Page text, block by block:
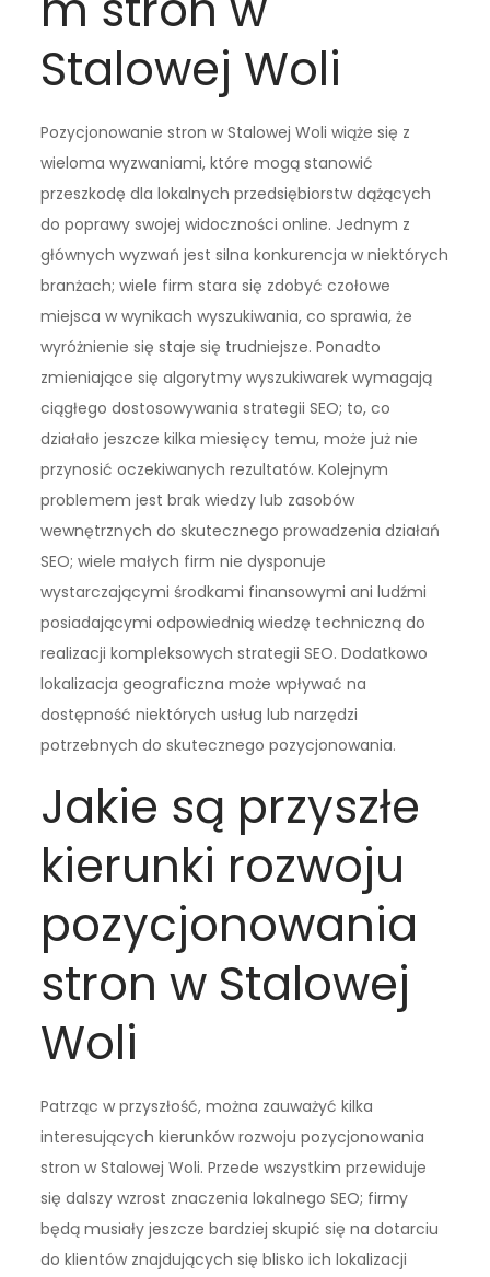
Stalowej Woli
Pozycjonowanie stron w Stalowej Woli wiąże się z
wieloma wyzwaniami, które mogą stanowić
przeszkodę dla lokalnych przedsiębiorstw dążących
do poprawy swojej widoczności online. Jednym z
głównych wyzwań jest silna konkurencja w niektórych
branżach; wiele firm stara się zdobyć czołowe
miejsca w wynikach wyszukiwania, co sprawia, że
wyróżnienie się staje się trudniejsze. Ponadto
zmieniające się algorytmy wyszukiwarek wymagają
ciągłego dostosowywania strategii SEO; to, co
działało jeszcze kilka miesięcy temu, może już nie
przynosić oczekiwanych rezultatów. Kolejnym
problemem jest brak wiedzy lub zasobów
wewnętrznych do skutecznego prowadzenia działań
SEO; wiele małych firm nie dysponuje
wystarczającymi środkami finansowymi ani ludźmi
posiadającymi odpowiednią wiedzę techniczną do
realizacji kompleksowych strategii SEO. Dodatkowo
lokalizacja geograficzna może wpływać na
dostępność niektórych usług lub narzędzi
potrzebnych do skutecznego pozycjonowania.
Jakie są przyszłe
kierunki rozwoju
pozycjonowania
stron w Stalowej
Woli
Patrząc w przyszłość, można zauważyć kilka
interesujących kierunków rozwoju pozycjonowania
stron w Stalowej Woli. Przede wszystkim przewiduje
się dalszy wzrost znaczenia lokalnego SEO; firmy
będą musiały jeszcze bardziej skupić się na dotarciu
do klientów znajdujących się blisko ich lokalizacji